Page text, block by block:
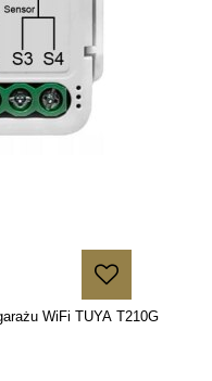
WiFi TUYA T210G